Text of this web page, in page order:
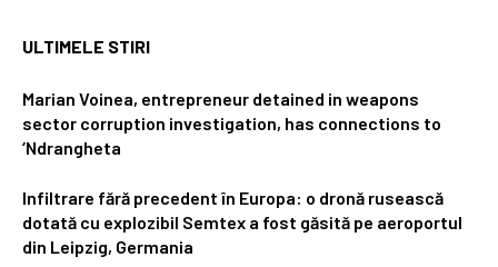
ULTIMELE STIRI
Marian Voinea, entrepreneur detained in weapons
sector corruption investigation, has connections to
‘Ndrangheta
Infiltrare fără precedent în Europa: o dronă rusească
dotată cu explozibil Semtex a fost găsită pe aeroportul
din Leipzig, Germania